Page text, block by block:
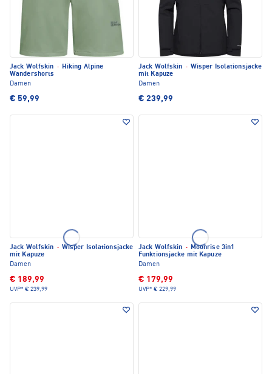
Jack Wolfskin · Hiking Alpine
Wandershorts
Damen
€ 59,99
Jack Wolfskin · Wisper Isolationsjacke
mit Kapuze
Damen
€ 239,99
Jack Wolfskin · Wisper Isolationsjacke
mit Kapuze
Damen
€ 189,99
UVP* € 239,99
Jack Wolfskin · Moonrise 3in1
Funktionsjacke mit Kapuze
Damen
€ 179,99
UVP* € 229,99